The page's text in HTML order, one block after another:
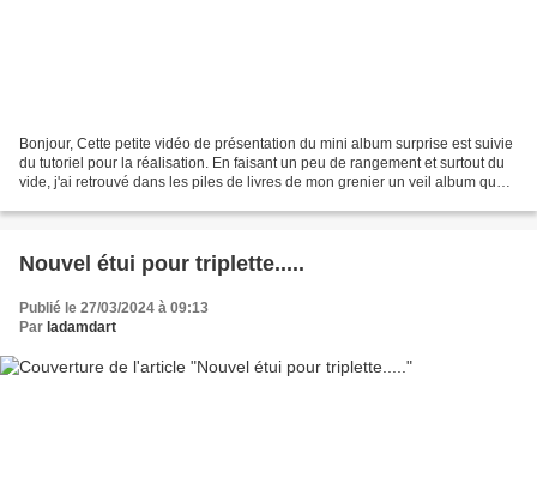
Bonjour, Cette petite vidéo de présentation du mini album surprise est suivie
du tutoriel pour la réalisation. En faisant un peu de rangement et surtout du
vide, j'ai retrouvé dans les piles de livres de mon grenier un veil album que
Nouvel étui pour triplette.....
Publié le 27/03/2024 à 09:13
Par ladamdart